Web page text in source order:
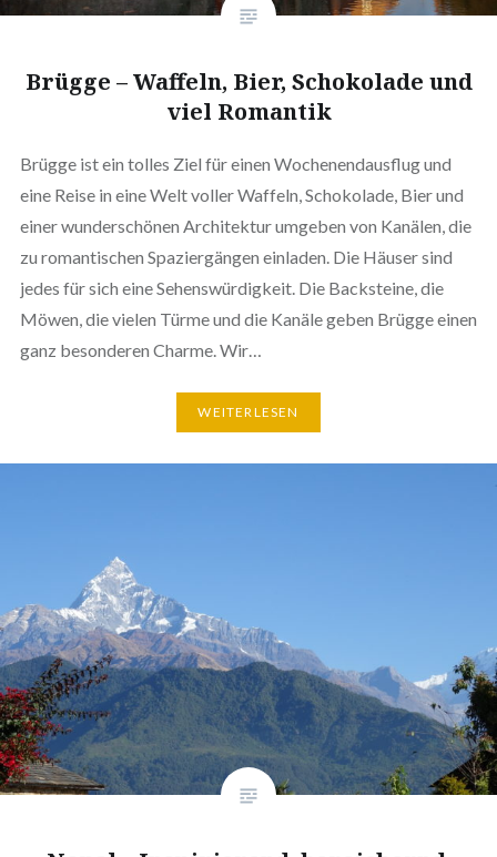
Brügge – Waffeln, Bier, Schokolade und
viel Romantik
Brügge ist ein tolles Ziel für einen Wochenendausflug und
eine Reise in eine Welt voller Waffeln, Schokolade, Bier und
einer wunderschönen Architektur umgeben von Kanälen, die
zu romantischen Spaziergängen einladen. Die Häuser sind
jedes für sich eine Sehenswürdigkeit. Die Backsteine, die
Möwen, die vielen Türme und die Kanäle geben Brügge einen
ganz besonderen Charme. Wir…
WEITERLESEN